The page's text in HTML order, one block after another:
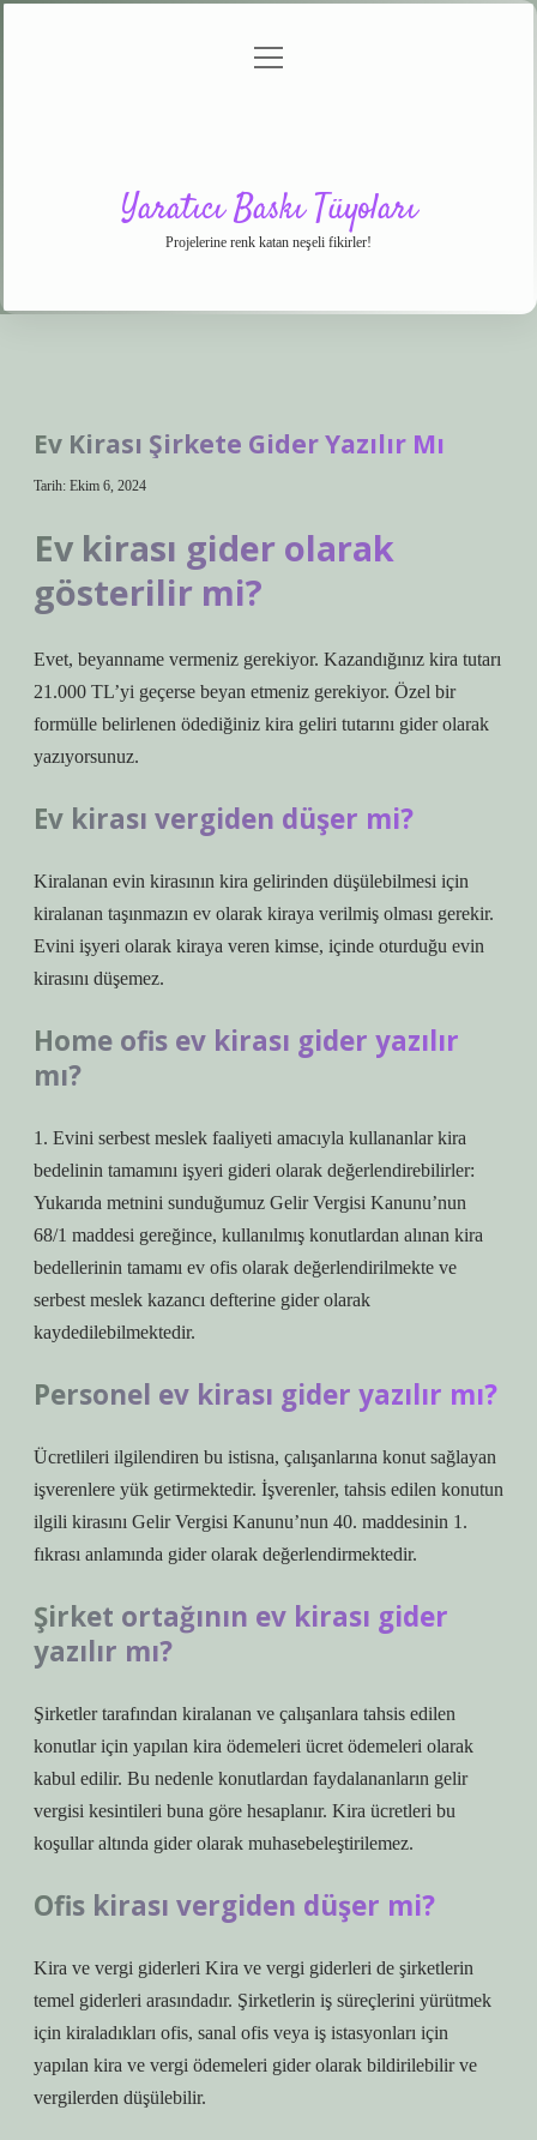
menüyü
Yaratıcı Baskı Tüyoları
Projelerine renk katan neşeli fikirler!
Ev Kirası Şirkete Gider Yazılır Mı
Tarih: Ekim 6, 2024
Ev kirası gider olarak
gösterilir mi?
Evet, beyanname vermeniz gerekiyor. Kazandığınız kira tutarı
21.000 TL’yi geçerse beyan etmeniz gerekiyor. Özel bir
formülle belirlenen ödediğiniz kira geliri tutarını gider olarak
yazıyorsunuz.
Ev kirası vergiden düşer mi?
Kiralanan evin kirasının kira gelirinden düşülebilmesi için
kiralanan taşınmazın ev olarak kiraya verilmiş olması gerekir.
Evini işyeri olarak kiraya veren kimse, içinde oturduğu evin
kirasını düşemez.
Home ofis ev kirası gider yazılır
mı?
1. Evini serbest meslek faaliyeti amacıyla kullananlar kira
bedelinin tamamını işyeri gideri olarak değerlendirebilirler:
Yukarıda metnini sunduğumuz Gelir Vergisi Kanunu’nun
68/1 maddesi gereğince, kullanılmış konutlardan alınan kira
bedellerinin tamamı ev ofis olarak değerlendirilmekte ve
serbest meslek kazancı defterine gider olarak
kaydedilebilmektedir.
Personel ev kirası gider yazılır mı?
Ücretlileri ilgilendiren bu istisna, çalışanlarına konut sağlayan
işverenlere yük getirmektedir. İşverenler, tahsis edilen konutun
ilgili kirasını Gelir Vergisi Kanunu’nun 40. maddesinin 1.
fıkrası anlamında gider olarak değerlendirmektedir.
Şirket ortağının ev kirası gider
yazılır mı?
Şirketler tarafından kiralanan ve çalışanlara tahsis edilen
konutlar için yapılan kira ödemeleri ücret ödemeleri olarak
kabul edilir. Bu nedenle konutlardan faydalananların gelir
vergisi kesintileri buna göre hesaplanır. Kira ücretleri bu
koşullar altında gider olarak muhasebeleştirilemez.
Ofis kirası vergiden düşer mi?
Kira ve vergi giderleri Kira ve vergi giderleri de şirketlerin
temel giderleri arasındadır. Şirketlerin iş süreçlerini yürütmek
için kiraladıkları ofis, sanal ofis veya iş istasyonları için
yapılan kira ve vergi ödemeleri gider olarak bildirilebilir ve
vergilerden düşülebilir.